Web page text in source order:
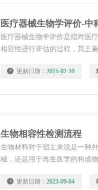
医疗器械生物学评价-中
医疗器械生物学评价是指对医
相容性进行评估的过程，其主
应用中的安全性和有效性。医
更新日期： 2025-02-10
生物相容性检测流程
生物材料对于宿主来说是一种
械，还是用于再生医学的构成
或患者体内产生明显的临床不
更新日期： 2023-09-04